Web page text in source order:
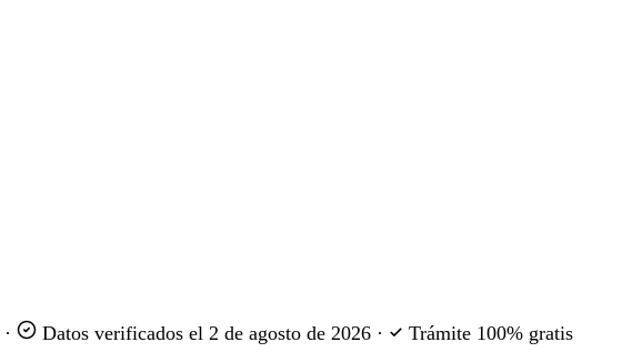
· Datos verificados el 2 de agosto de 2026 ·
Trámite 100% gratis